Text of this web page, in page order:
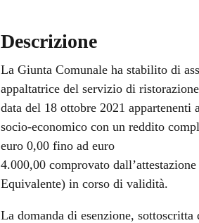
Descrizione
La Giunta Comunale ha stabilito di
appaltatrice del servizio di
data del 18 ottobre 2021
socio-economico con un reddito
euro 0,00 fino ad euro
4.000,00 comprovato
Equivalente) in corso di validità.
La domanda di esenzione,